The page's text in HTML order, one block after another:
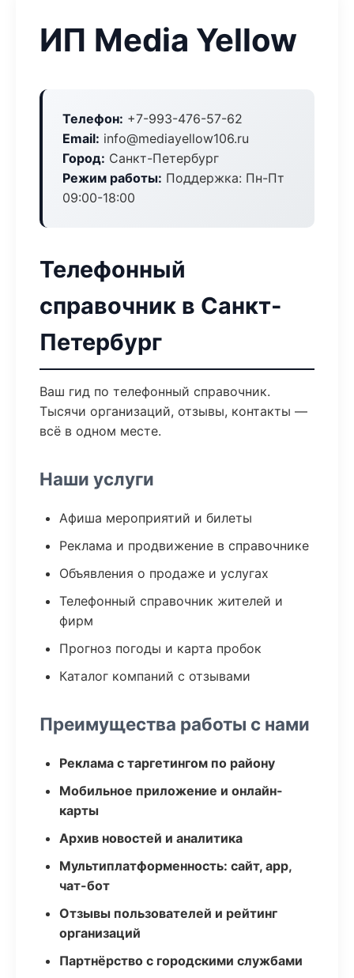
ИП Media Yellow
Телефон: +7-993-476-57-62
Email: info@mediayellow106.ru
Город: Санкт-Петербург
Режим работы: Поддержка: Пн-Пт
09:00-18:00
Телефонный
справочник в Санкт-
Петербург
Ваш гид по телефонный справочник.
Тысячи организаций, отзывы, контакты —
всё в одном месте.
Наши услуги
Афиша мероприятий и билеты
Реклама и продвижение в справочнике
Объявления о продаже и услугах
Телефонный справочник жителей и
фирм
Прогноз погоды и карта пробок
Каталог компаний с отзывами
Преимущества работы с нами
Реклама с таргетингом по району
Мобильное приложение и онлайн-
карты
Архив новостей и аналитика
Мультиплатформенность: сайт, app,
чат-бот
Отзывы пользователей и рейтинг
организаций
Партнёрство с городскими службами